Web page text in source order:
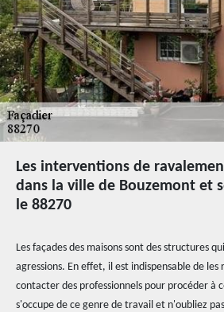
Les interventions de
dans la ville de Bouzemont et
le 88270
Les façades des maisons sont des structures
agressions. En effet, il est indispensable de
contacter des professionnels pour procéder à
s'occupe de ce genre de travail et n'oubliez